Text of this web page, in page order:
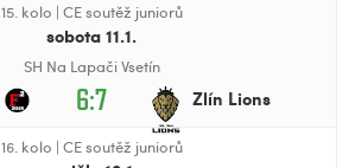
15. kolo | CE soutěž juniorů
sobota 11.1.
SH Na Lapači Vsetín
6:7 Zlín Lions
16. kolo | CE soutěž juniorů